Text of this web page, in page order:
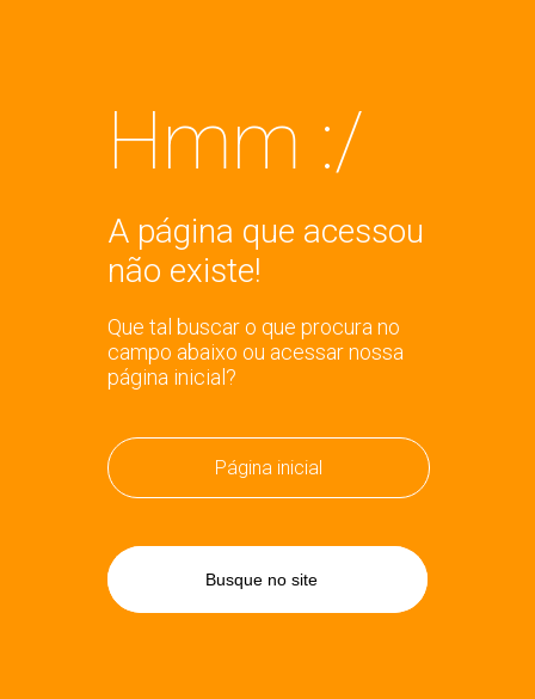
Hmm :/
A página que acessou
não existe!
Que tal buscar o que procura no
campo abaixo ou acessar nossa
página inicial?
Página inicial